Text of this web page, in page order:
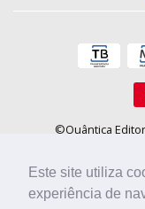
Este site utiliza
experiência de
©Quântica
Tel.: +351